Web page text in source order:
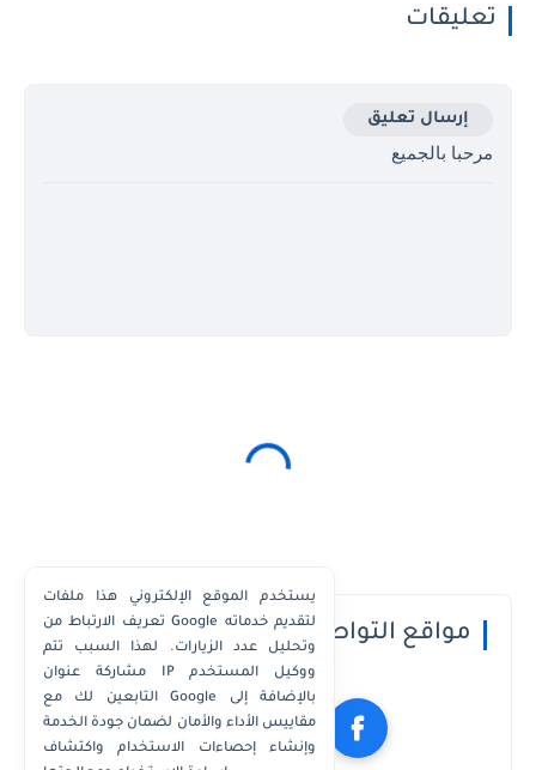
تعليقات
إرسال تعليق
مرحبا بالجميع
مواقع التواصل الاجتماعي
يستخدم الموقع الإلكتروني هذا ملفات
تعريف الارتباط من Google لتقديم خدماته
وتحليل عدد الزيارات. لهذا السبب تتم
مشاركة عنوان IP ووكيل المستخدم
التابعين لك مع Google بالإضافة إلى
مقاييس الأداء والأمان لضمان جودة الخدمة
وإنشاء إحصاءات الاستخدام واكتشاف